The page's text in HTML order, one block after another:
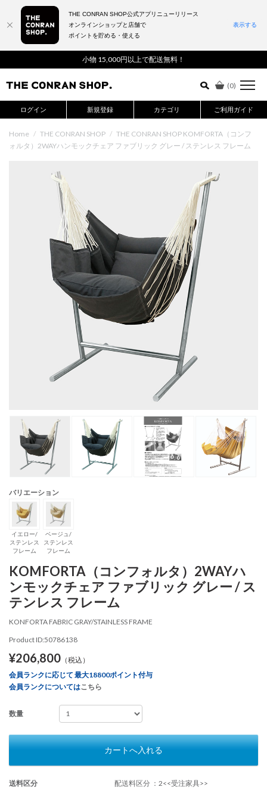
小物 15,000円以上で配送無料！
(0)
ログイン 新規登録 カテゴリ ご利用ガイド
詳細検索はこちら
Home / THE CONRAN SHOP / THE CONRAN SHOP KOMFORTA（コンフ
ォルタ）2WAYハンモックチェア ファブリック グレー / ステンレス フレーム
バリエーション
イエロー/
ステンレス
フレーム
ベージュ/
ステンレス
フレーム
KOMFORTA（コンフォルタ）2WAYハ
ンモックチェア ファブリック グレー / ス
テンレス フレーム
KONFORTA FABRIC GRAY/STAINLESS FRAME
Product ID:50786138
¥206,800 （税込）
会員ランクに応じて 最大18800ポイント付与
会員ランクについてはこちら
数量
カートへ入れる
送料区分
配送料区分 ：2<<受注家具>>
THE CONRAN SHOP公式アプリニューリリース
オンラインショップと店舗で
ポイントを貯める・使える
表示する